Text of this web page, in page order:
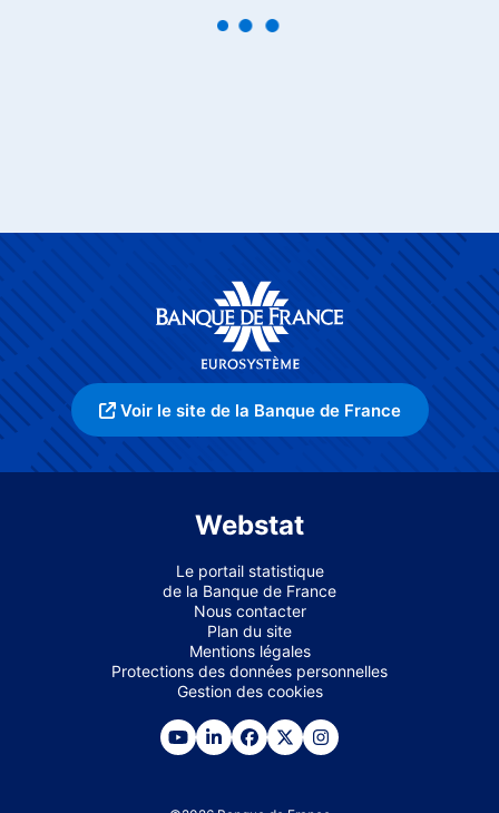
Voir le site de la Banque de France
Webstat
Le portail statistique
de la Banque de France
Nous contacter
Plan du site
Mentions légales
Protections des données personnelles
Gestion des cookies